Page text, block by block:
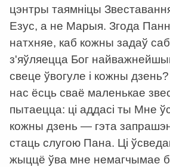
цэнтры таямніцы
Езус, а не Марыя. Згода
натхняе, каб кожны задаў
з'яўляецца Бог
свеце ўвогуле і кожны
нас ёсць сваё маленькае
пытаецца: ці аддасі ты Мне
кожны дзень — гэта
стаць слугою Пана. Ці
жыццё ўва мне немагчымае